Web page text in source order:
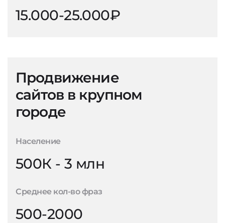
15.000-25.000₽
Продвижение
сайтов в крупном
городе
Население
500К - 3 млн
Среднее кол-во фраз
500-2000